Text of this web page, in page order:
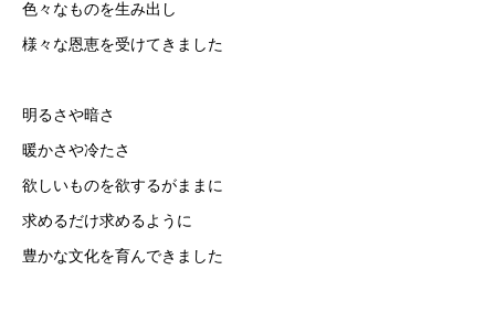
色々なものを生み出し
様々な恩恵を受けてきました
明るさや暗さ
暖かさや冷たさ
欲しいものを欲するがままに
求めるだけ求めるように
豊かな文化を育んできました